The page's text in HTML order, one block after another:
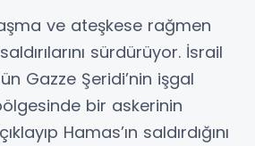
ve ateşkese rağmen
sürdürüyor. İsrail
Gazze Şeridi’nin işgal
bir askerinin
Hamas’ın saldırdığını